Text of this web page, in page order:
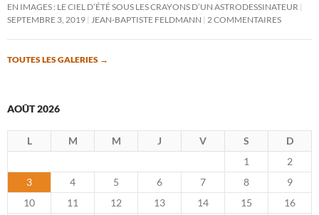
EN IMAGES : LE CIEL D’ÉTÉ SOUS LES CRAYONS D’UN ASTRODESSINATEUR
SEPTEMBRE 3, 2019
JEAN-BAPTISTE FELDMANN 2 COMMENTAIRES
TOUTES LES GALERIES →
AOÛT 2026
L M M J V S
D
1
2
3
4 5 6 7 8
9
10
11 12 13 14 15
16